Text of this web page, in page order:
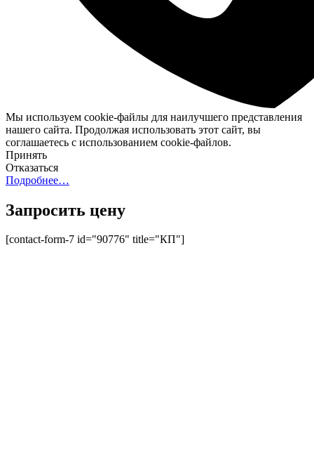
Мы используем cookie-файлы для наилучшего представления
нашего сайта. Продолжая использовать этот сайт, вы
соглашаетесь с использованием cookie-файлов.
Принять
Отказаться
Подробнее…
Запросить цену
[contact-form-7 id="90776" title="КП"]